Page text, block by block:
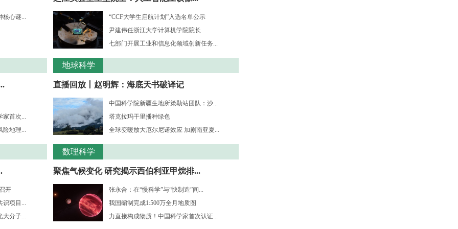
核心谜...
家首次...
险地理...
开
识项目...
大分子...
“CCF大学生启航计划”入选名单公示
尹建伟任浙江大学计算机学院院长
七部门开展工业和信息化领域创新任务...
地球科学
直播回放丨赵明辉：海底天书破译记
中国科学院新疆生地所策勒站团队：沙...
塔克拉玛干里播种绿色
全球变暖放大厄尔尼诺效应 加剧南亚夏...
数理科学
聚焦气候变化 研究揭示西伯利亚甲烷排...
张永合：在“慢科学”与“快制造”间...
我国编制完成1:500万全月地质图
力直接构成物质！中国科学家首次认证...